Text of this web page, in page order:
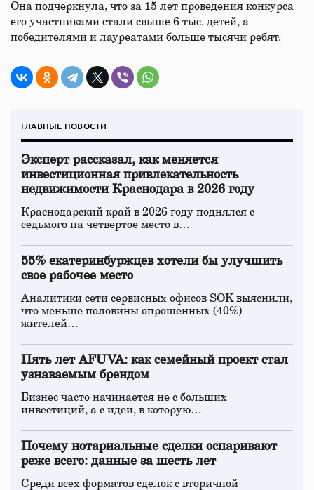
Она подчеркнула, что за 15 лет проведения конкурса
его участниками стали свыше 6 тыс. детей, а
победителями и лауреатами больше тысячи ребят.
ГЛАВНЫЕ НОВОСТИ
Эксперт рассказал, как меняется
инвестиционная привлекательность
недвижимости Краснодара в 2026 году
Краснодарский край в 2026 году поднялся с
седьмого на четвертое место в…
55% екатеринбуржцев хотели бы улучшить
свое рабочее место
Аналитики сети сервисных офисов SOK выяснили,
что меньше половины опрошенных (40%)
жителей…
Пять лет AFUVA: как семейный проект стал
узнаваемым брендом
Бизнес часто начинается не с больших
инвестиций, а с идеи, в которую…
Почему нотариальные сделки оспаривают
реже всего: данные за шесть лет
Среди всех форматов сделок с вторичной